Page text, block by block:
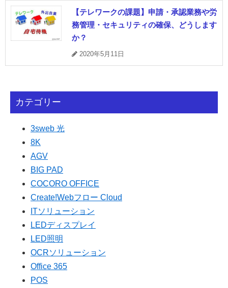
【テレワークの課題】申請・承認業務や労
務管理・セキュリティの確保、どうします
か？
2020年5月11日
カテゴリー
3sweb 光
8K
AGV
BIG PAD
COCORO OFFICE
Create!Webフロー Cloud
ITソリューション
LEDディスプレイ
LED照明
OCRソリューション
Office 365
POS